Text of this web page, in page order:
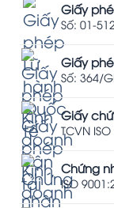
Giấy
Số: 01-
Giấy
Số: 364/
Giấy
TCVN
Chứng
ISO